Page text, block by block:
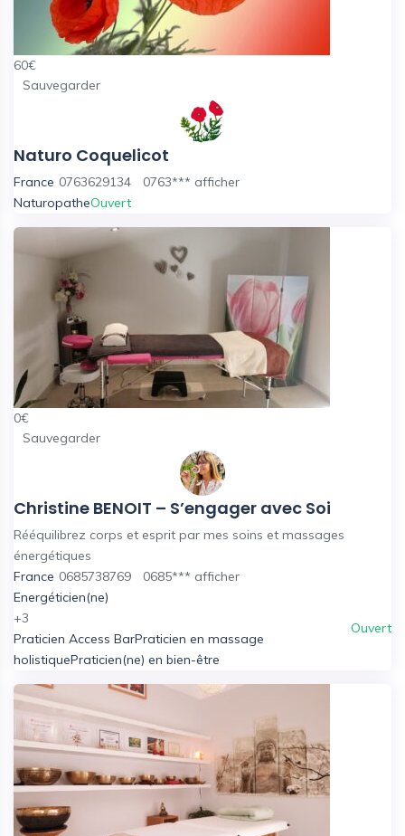
60€
Sauvegarder
Naturo Coquelicot
France 0763629134 0763*** afficher
NaturopatheOuvert
0€
Sauvegarder
Christine BENOIT – S’engager avec Soi
Rééquilibrez corps et esprit par mes soins et massages
énergétiques
France 0685738769 0685*** afficher
Energéticien(ne)
+3
Praticien Access BarPraticien en massage
holistiquePraticien(ne) en bien-être
Ouvert